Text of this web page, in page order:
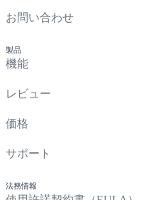
お問い合わせ
製品
機能
レビュー
価格
サポート
法務情報